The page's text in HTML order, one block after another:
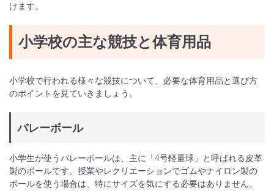
けます。
小学校の主な競技と体育用品
小学校で行われる様々な競技について、必要な体育用品と選び方
のポイントを見ていきましょう。
バレーボール
小学生が使うバレーボールは、主に「4号軽量球」と呼ばれる皮革
製のボールです。授業やレクリエーションでゴムやナイロン製の
ボールを使う場合は、特にサイズを気にする必要はありません。